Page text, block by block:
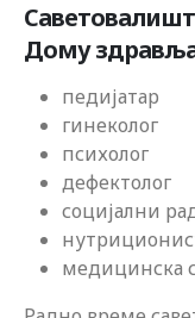
Дому
педијатар
гинеколог
психолог
дефектолог
социјални
медицинска